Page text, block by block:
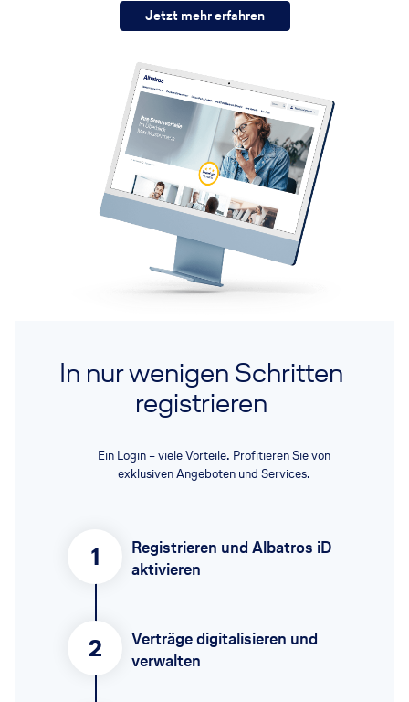
Jetzt mehr erfahren
In nur wenigen Schritten
registrieren
Ein Login – viele Vorteile. Profitieren Sie von
exklusiven Angeboten und Services.
1
Registrieren und Albatros iD
aktivieren
2
Verträge digitalisieren und
verwalten